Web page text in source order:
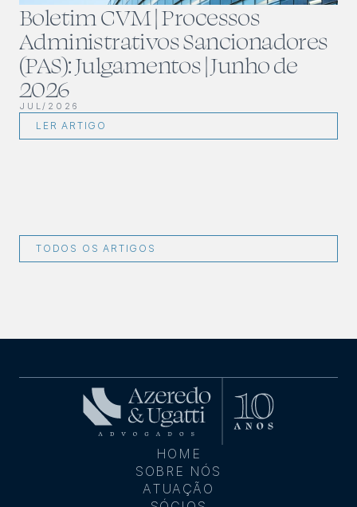
Boletim CVM | Processos
Administrativos Sancionadores
(PAS): Julgamentos | Junho de
2026
JUL/2026
LER ARTIGO
TODOS OS ARTIGOS
HOME
SOBRE NÓS
ATUAÇÃO